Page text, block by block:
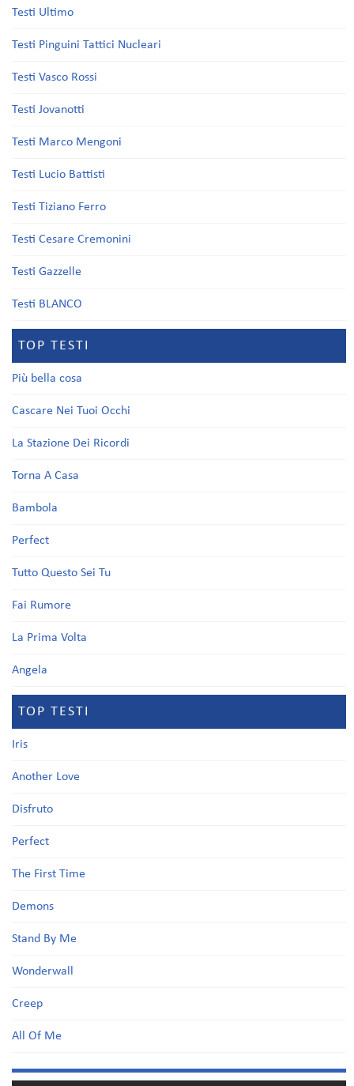
Testi Ultimo
Testi Pinguini Tattici Nucleari
Testi Vasco Rossi
Testi Jovanotti
Testi Marco Mengoni
Testi Lucio Battisti
Testi Tiziano Ferro
Testi Cesare Cremonini
Testi Gazzelle
Testi BLANCO
TOP TESTI
Più bella cosa
Cascare Nei Tuoi Occhi
La Stazione Dei Ricordi
Torna A Casa
Bambola
Perfect
Tutto Questo Sei Tu
Fai Rumore
La Prima Volta
Angela
TOP TESTI
Iris
Another Love
Disfruto
Perfect
The First Time
Demons
Stand By Me
Wonderwall
Creep
All Of Me